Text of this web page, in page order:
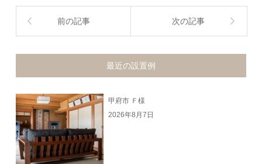
前の記事 次の記事
最近の設置例
甲府市 Ｆ様
2026年8月7日